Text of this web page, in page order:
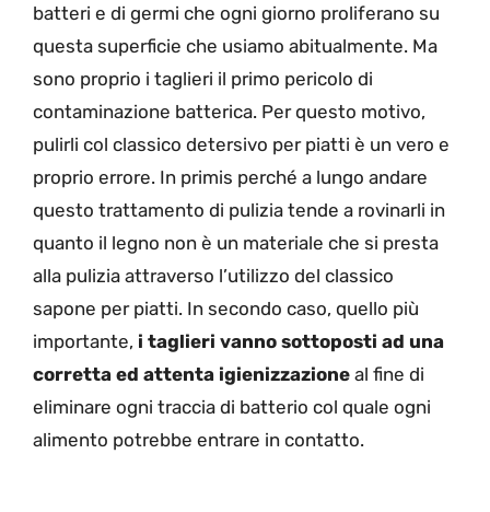
batteri e di germi che ogni giorno proliferano su
questa superficie che usiamo abitualmente. Ma
sono proprio i taglieri il primo pericolo di
contaminazione batterica. Per questo motivo,
pulirli col classico detersivo per piatti è un vero e
proprio errore. In primis perché a lungo andare
questo trattamento di pulizia tende a rovinarli in
quanto il legno non è un materiale che si presta
alla pulizia attraverso l’utilizzo del classico
sapone per piatti. In secondo caso, quello più
importante, i taglieri vanno sottoposti ad una
corretta ed attenta igienizzazione al fine di
eliminare ogni traccia di batterio col quale ogni
alimento potrebbe entrare in contatto.